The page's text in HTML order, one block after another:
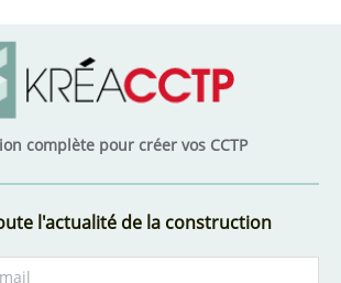
complète pour créer vos CCTP
l'actualité de la construction